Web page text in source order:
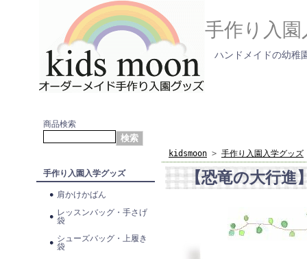
手作り入
ハンドメイドの幼稚
商品検索
手作り入園入学グッズ
肩かけかばん
レッスンバッグ・手さげ
袋
シューズバッグ・上履き
袋
kidsmoon > 手作り入園入学グッズ
【恐竜の大行進